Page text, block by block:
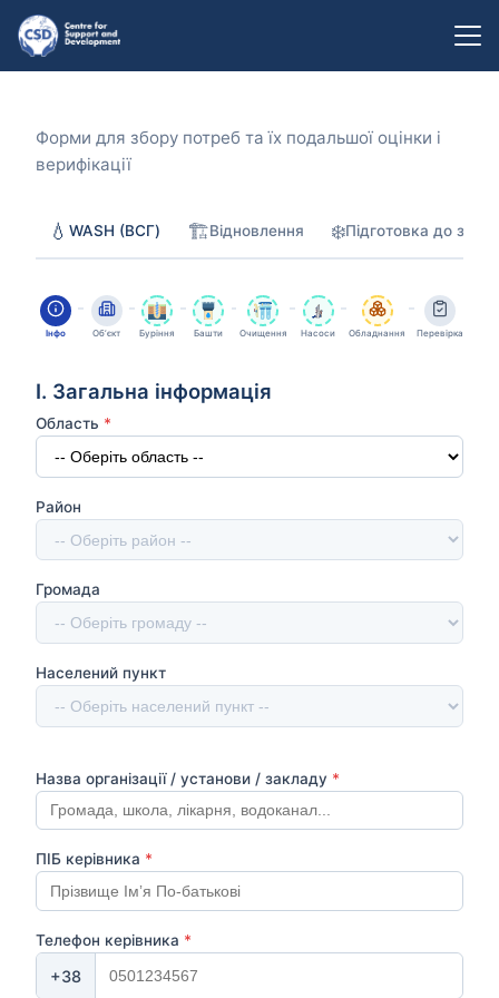
Форми для збору потреб та їх подальшої оцінки і
верифікації
💧 WASH (ВСГ) 🏗️Відновлення ❄️Підготовка до зими
Інфо Обʼєкт Буріння Башти Очищення Насоси Обладнання Перевірка
I. Загальна інформація
Область *
Район
Громада
Населений пункт
Назва організації / установи / закладу *
ПІБ керівника *
Телефон керівника *
+38